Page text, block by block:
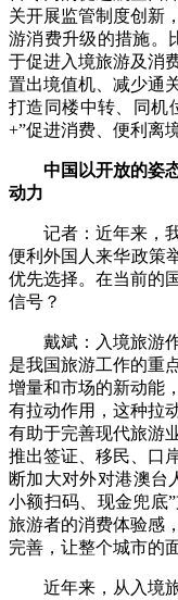
关开展监管制度创新
游消费升级的措施。
于促进入境旅游及消
置出境值机、减少通
打造同楼中转、同机
+”促进消费、便利离
中国以开放的姿
动力
记者：近年来，我
便利外国人来华政策
优先选择。在当前的
信号？
戴斌：入境旅游作
是我国旅游工作的重
增量和市场的新动能
有拉动作用，这种拉
有助于完善现代旅游
推出签证、移民、口
断加大对外对港澳台
小额扫码、现金兜底
旅游者的消费体验感
完善，让整个城市的
近年来，从入境旅